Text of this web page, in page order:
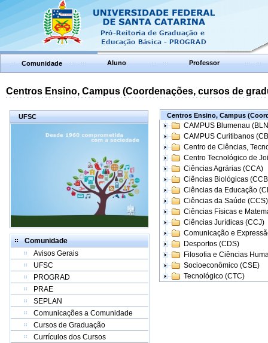
Comunidade Aluno Professor
Centros Ensino, Campus (Coordenações, cursos de
UFSC
Comunidade
Avisos Gerais
UFSC
PROGRAD
PRAE
SEPLAN
Comunicações a Comunidade
Cursos de Graduação
Currículos dos Cursos
Centros Ensino, Campus
CAMPUS Blumenau
CAMPUS Curitibanos
Centro de Ciências,
Centro Tecnológico de
Ciências Agrárias (CCA)
Ciências Biológicas
Ciências da Educação
Ciências da Saúde (CCS)
Ciências Físicas e
Ciências Jurídicas (CCJ)
Comunicação e
Desportos (CDS)
Filosofia e Ciências
Socioeconômico (CSE)
Tecnológico (CTC)